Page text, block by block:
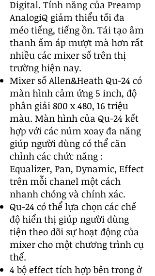
Digital. Tính năng của Preamp
AnalogiQ giảm thiểu tối đa
méo tiếng, tiếng ồn. Tái tạo âm
thanh ấm áp mượt mà hơn rất
nhiều các mixer số trên thị
trường hiện nay.
Mixer số Allen&Heath Qu-24 có
màn hình cảm ứng 5 inch, độ
phân giải 800 x 480, 16 triệu
màu. Màn hình của Qu-24 kết
hợp với các núm xoay đa năng
giúp người dùng có thể căn
chỉnh các chức năng :
Equalizer, Pan, Dynamic, Effect
trên mỗi chanel một cách
nhanh chóng và chính xác.
Qu-24 có thể lựa chọn các chế
độ hiển thị giúp người dùng
tiện theo dõi sự hoạt động của
mixer cho một chương trình cụ
thể.
4 bộ effect tích hợp bên trong ở